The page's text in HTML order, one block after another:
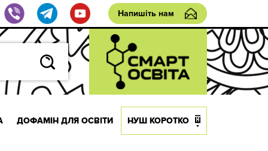
Напишіть нам
ДОФАМІН ДЛЯ ОСВІТИ НУШ КОРОТКО